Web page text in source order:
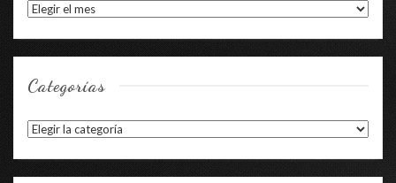
Archivos
Categorías
Categorías